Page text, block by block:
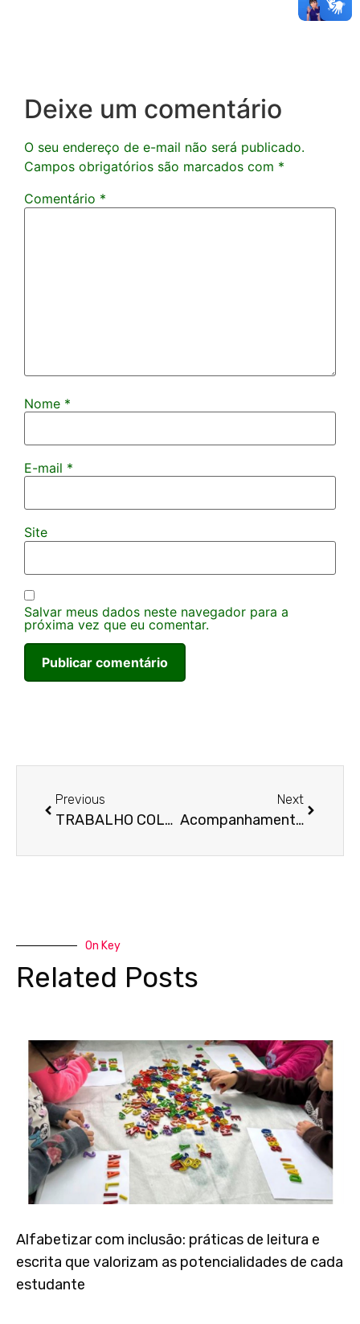
Deixe um comentário
O seu endereço de e-mail não será publicado.
Campos obrigatórios são marcados com *
Comentário *
Nome *
E-mail *
Site
Salvar meus dados neste navegador para a
próxima vez que eu comentar.
Previous
TRABALHO COLABORATIVO
Next
Acompanhamento de Pessoas com Espectro Autista
On Key
Related Posts
Alfabetizar com inclusão: práticas de leitura e
escrita que valorizam as potencialidades de cada
estudante